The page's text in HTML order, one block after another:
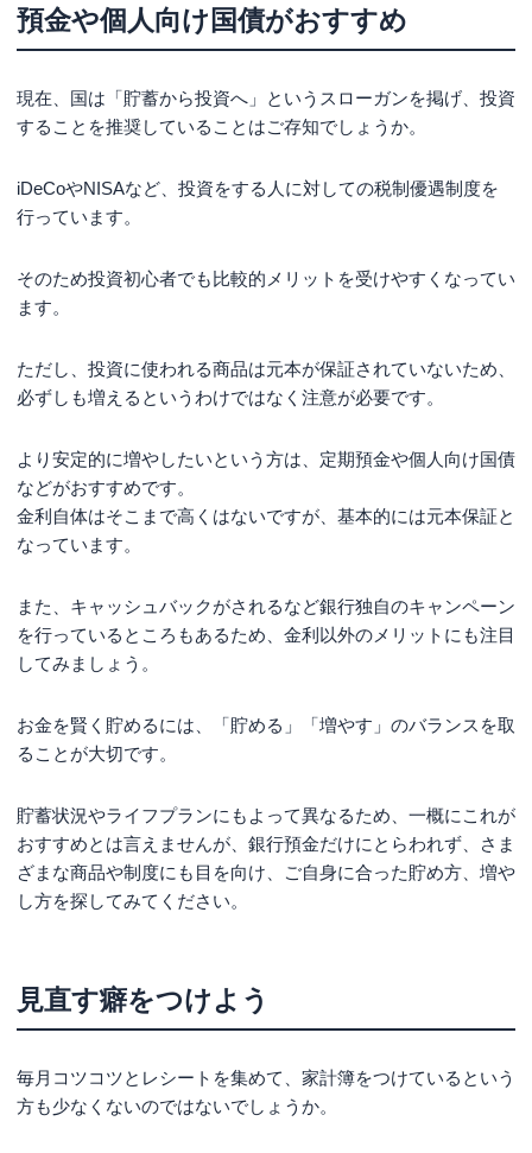
預金や個人向け国債がおすすめ
現在、国は「貯蓄から投資へ」というスローガンを掲げ、投資
することを推奨していることはご存知でしょうか。
iDeCoやNISAなど、投資をする人に対しての税制優遇制度を
行っています。
そのため投資初心者でも比較的メリットを受けやすくなってい
ます。
ただし、投資に使われる商品は元本が保証されていないため、
必ずしも増えるというわけではなく注意が必要です。
より安定的に増やしたいという方は、定期預金や個人向け国債
などがおすすめです。
金利自体はそこまで高くはないですが、基本的には元本保証と
なっています。
また、キャッシュバックがされるなど銀行独自のキャンペーン
を行っているところもあるため、金利以外のメリットにも注目
してみましょう。
お金を賢く貯めるには、「貯める」「増やす」のバランスを取
ることが大切です。
貯蓄状況やライフプランにもよって異なるため、一概にこれが
おすすめとは言えませんが、銀行預金だけにとらわれず、さま
ざまな商品や制度にも目を向け、ご自身に合った貯め方、増や
し方を探してみてください。
見直す癖をつけよう
毎月コツコツとレシートを集めて、家計簿をつけているという
方も少なくないのではないでしょうか。